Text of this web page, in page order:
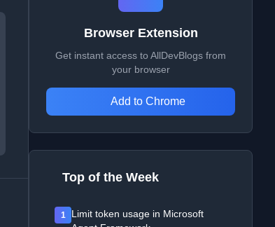
Browser Extension
Get instant access to AllDevBlogs from
your browser
Add to Chrome
Top of the Week
1
Limit token usage in Microsoft